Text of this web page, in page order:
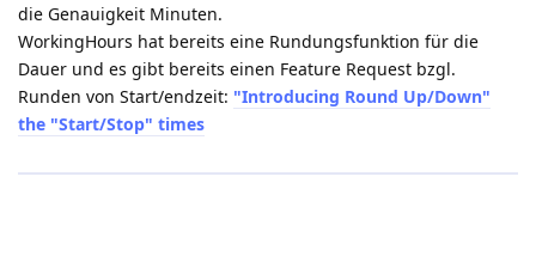
die Genauigkeit Minuten.
WorkingHours hat bereits eine Rundungsfunktion für die
Dauer und es gibt bereits einen Feature Request bzgl.
Runden von Start/endzeit: "Introducing Round Up/Down"
the "Start/Stop" times